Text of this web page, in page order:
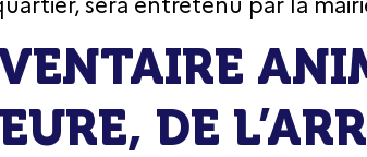
sera entretenu par la
DE